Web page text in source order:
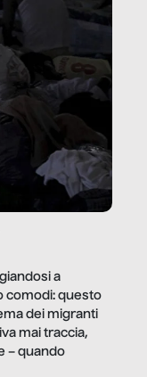
a
comodi: questo
dei migranti
mai traccia,
– quando